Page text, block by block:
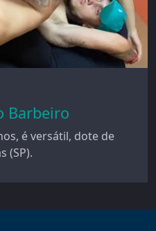
Barbeiro
é versátil, dote de
(SP).